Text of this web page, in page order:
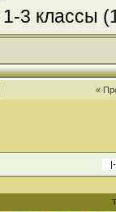
3 классы
«